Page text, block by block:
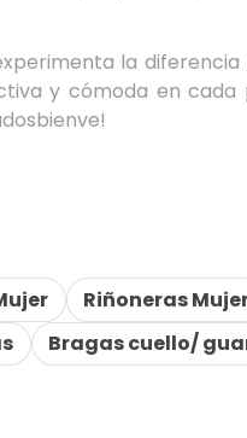
la
y cómoda en cada
Riñoneras
Bragas cuello/